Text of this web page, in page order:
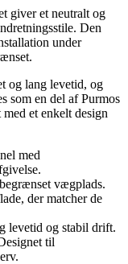
giver et neutralt og
Den
under
og lang levetid, og
som en del af Purmos
et enkelt design
med
vægplads.
der matcher de
levetid og stabil drift.
til